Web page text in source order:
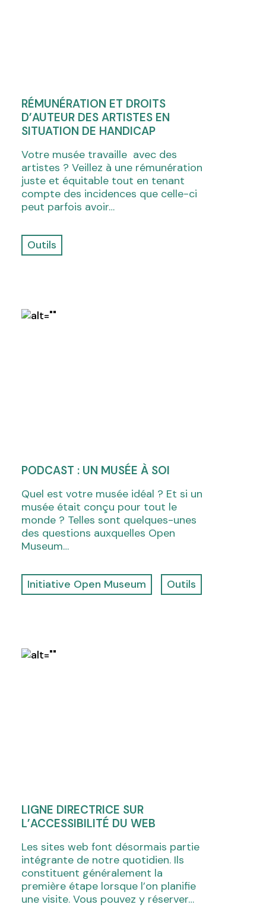
RÉMUNÉRATION ET DROITS
D’AUTEUR DES ARTISTES EN
SITUATION DE HANDICAP
Votre musée travaille avec des
artistes ? Veillez à une rémunération
juste et équitable tout en tenant
compte des incidences que celle-ci
peut parfois avoir…
Outils
PODCAST : UN MUSÉE À SOI
Quel est votre musée idéal ? Et si un
musée était conçu pour tout le
monde ? Telles sont quelques-unes
des questions auxquelles Open
Museum…
Initiative Open Museum Outils
LIGNE DIRECTRICE SUR
L’ACCESSIBILITÉ DU WEB
Les sites web font désormais partie
intégrante de notre quotidien. Ils
constituent généralement la
première étape lorsque l’on planifie
une visite. Vous pouvez y réserver…